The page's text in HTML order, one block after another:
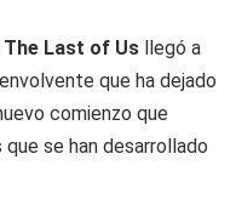
The Last of Us llegó a
que ha dejado
comienzo que
se han desarrollado